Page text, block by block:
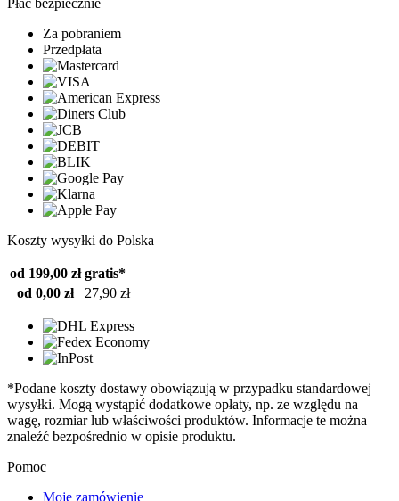
Za pobraniem
Przedpłata
Koszty wysyłki do Polska
od 199,00 zł gratis*
od 0,00 zł
27,90 zł
*Podane koszty dostawy obowiązują w przypadku standardowej
wysyłki. Mogą wystąpić dodatkowe opłaty, np. ze względu na
wagę, rozmiar lub właściwości produktów. Informacje te można
znaleźć bezpośrednio w opisie produktu.
Pomoc
Moje zamówienie